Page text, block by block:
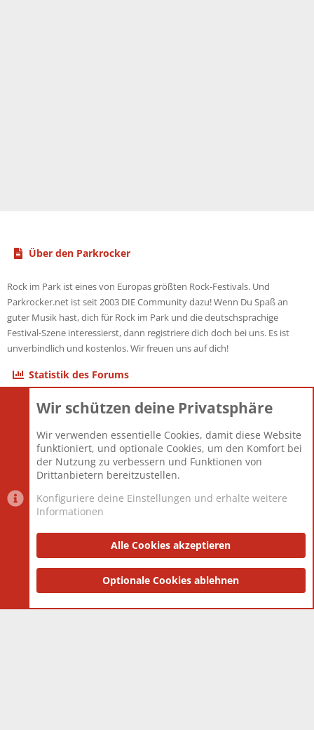
Über den Parkrocker
Rock im Park ist eines von Europas größten Rock-Festivals. Und
Parkrocker.net ist seit 2003 DIE Community dazu! Wenn Du Spaß an
guter Musik hast, dich für Rock im Park und die deutschsprachige
Festival-Szene interessierst, dann registriere dich doch bei uns. Es ist
unverbindlich und kostenlos. Wir freuen uns auf dich!
Statistik des Forums
Themen
Mitglieder
12.427
Neuestes Mitglied
Berlin
Datenschutzerklärung Impressum
Community platform by XenForo® © 2010-2025 XenForo Ltd.
and add-ons by ThemeHouse
Wir schützen deine Privatsphäre
Wir verwenden essentielle Cookies, damit diese Website
funktioniert, und optionale Cookies, um den Komfort bei
der Nutzung zu verbessern und Funktionen von
Drittanbietern bereitzustellen.
Konfiguriere deine Einstellungen und erhalte weitere
Informationen
Alle Cookies akzeptieren
Optionale Cookies ablehnen